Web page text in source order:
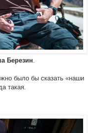
Березин
было бы сказать «наши
такая.